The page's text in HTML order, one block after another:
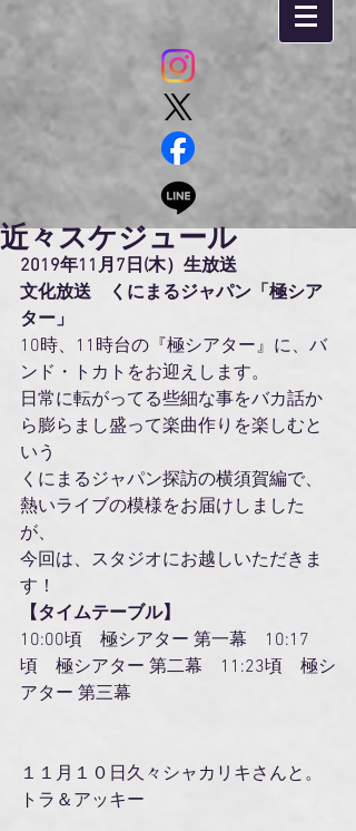
近々スケジュール
2019年11月7日(木）生放送
文化放送　くにまるジャパン「極シア
ター」
10時、11時台の『極シアター』に、バ
ンド・トカトをお迎えします。
日常に転がってる些細な事をバカ話か
ら膨らまし盛って楽曲作りを楽しむと
いう
くにまるジャパン探訪の横須賀編で、
熱いライブの模様をお届けしました
が、
今回は、スタジオにお越しいただきま
す！
【タイムテーブル】
10:00頃　極シアター 第一幕　10:17
頃　極シアター 第二幕　11:23頃　極シ
アター 第三幕
１１月１０日久々シャカリキさんと。
トラ＆アッキー